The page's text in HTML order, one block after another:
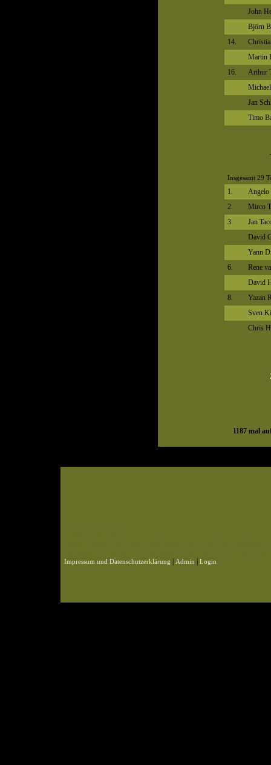
John
Björn
14.
Martin
16.
Arthur
Jan
Timo
Insgesamt 29
1.
Angelo
2.
Mirco
3.
Jan
David
Yann
6.
Rene
David
8.
Yazan
Sven
Chris
1187mal
Impressum und Datenschutzerklärung Admin Login